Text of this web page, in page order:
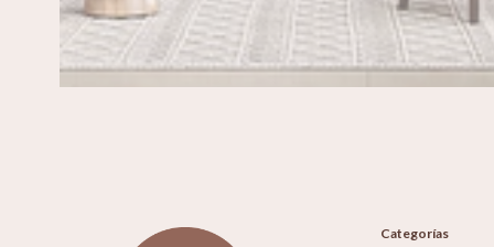
Categorías